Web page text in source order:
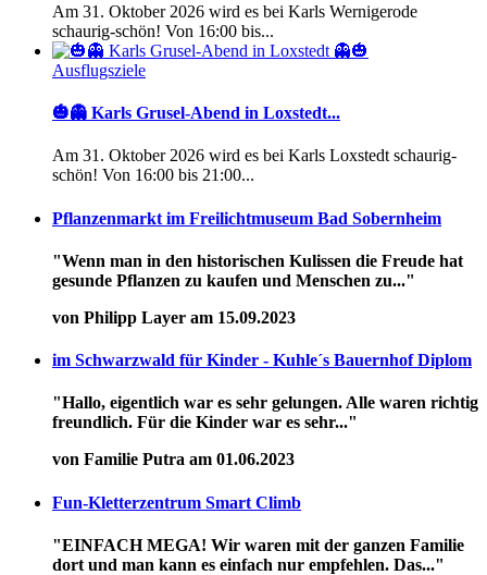
Am 31. Oktober 2026 wird es bei Karls Wernigerode
schaurig-schön! Von 16:00 bis...
Ausflugsziele
🎃👻 Karls Grusel-Abend in Loxstedt...
Am 31. Oktober 2026 wird es bei Karls Loxstedt schaurig-
schön! Von 16:00 bis 21:00...
Pflanzenmarkt im Freilichtmuseum Bad Sobernheim
"Wenn man in den historischen Kulissen die Freude hat
gesunde Pflanzen zu kaufen und Menschen zu..."
von Philipp Layer am 15.09.2023
im Schwarzwald für Kinder - Kuhle´s Bauernhof Diplom
"Hallo, eigentlich war es sehr gelungen. Alle waren richtig
freundlich. Für die Kinder war es sehr..."
von Familie Putra am 01.06.2023
Fun-Kletterzentrum Smart Climb
"EINFACH MEGA! Wir waren mit der ganzen Familie
dort und man kann es einfach nur empfehlen. Das..."